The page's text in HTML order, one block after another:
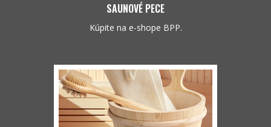
SAUNOVÉ PECE
Kúpite na e-shope BPP.